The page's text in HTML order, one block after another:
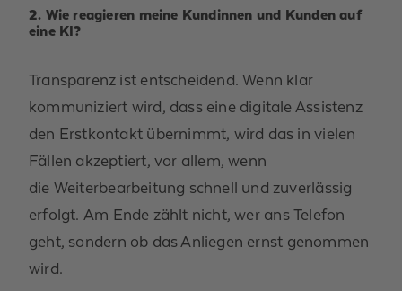
2. Wie reagieren meine Kundinnen und Kunden auf
eine KI?
Transparenz ist entscheidend. Wenn klar
kommuniziert wird, dass eine digitale Assistenz
den Erstkontakt übernimmt, wird das in vielen
Fällen akzeptiert, vor allem, wenn
die Weiterbearbeitung schnell und zuverlässig
erfolgt. Am Ende zählt nicht, wer ans Telefon
geht, sondern ob das Anliegen ernst genommen
wird.